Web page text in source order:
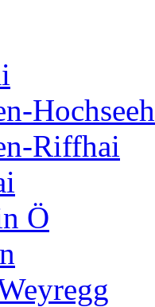
Riffhai
Ö